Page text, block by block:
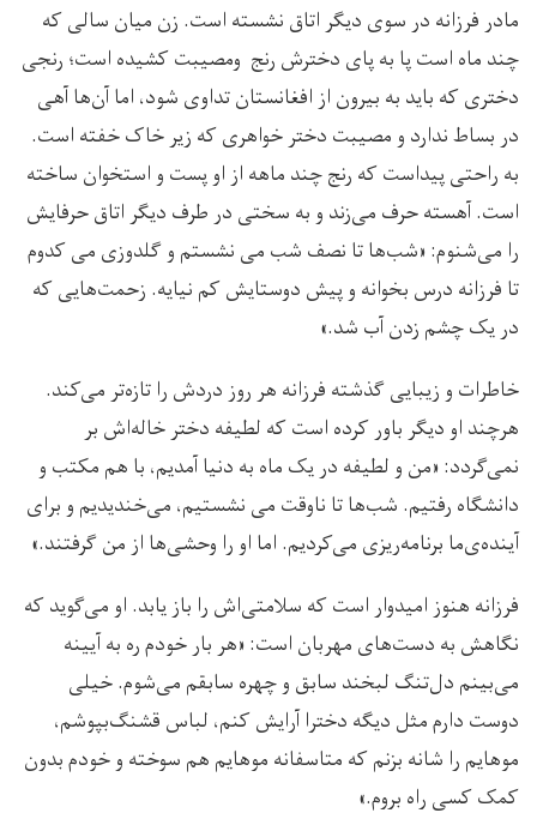
مادر فرزانه در سوی دیگر اتاق نشسته است. زن میان سالی که
چند ماه است پا به پای دخترش رنج ومصیبت کشیده است؛ رنجی
دختری که باید به بیرون از افغانستان تداوی شود، اما آن‌ها آهی
در بساط ندارد و مصیبت دختر خواهری که زیر خاک خفته است.
به راحتی پیداست که رنج چند ماهه از او پست و استخوان ساخته
است. آهسته حرف می‌زند و به سختی در طرف دیگر اتاق حرفایش
را می‌شنوم: «شب‌ها تا نصف شب می نشستم و گلدوزی می کدوم
تا فرزانه درس بخوانه و پیش دوستایش کم نیایه. زحمت‌هایی که
در یک چشم زدن آب شد.»
خاطرات و زیبایی گذشته فرزانه هر روز دردش را تازه‌‌تر می‌کند.
هرچند او دیگر باور کرده است که لطیفه دختر خاله‌اش بر
نمی‌گردد: «من و لطیفه در یک ماه به دنیا آمدیم، با هم مکتب و
دانشگاه رفتیم. شب‌ها تا ناوقت می نشستیم، می‌خندیدیم و برای
آینده‌ی‌ما برنامه‌ریزی می‌کردیم. اما او را وحشی‌ها از من گرفتند.»
فرزانه هنوز امیدوار است که سلامتی‌اش را باز یابد. او می‌گوید که
نگاهش به دست‌های مهربان است: «هر بار خودم ره به آیینه
می‌بینم دل‌تنگ لبخند سابق و چهره سابقم می‌شوم. خیلی
دوست دارم مثل دیگه دخترا آرایش کنم، لباس قشنگ‌بپوشم،
موهایم را شانه بزنم که متاسفانه موهایم هم سوخته و خودم بدون
کمک کسی راه بروم.»